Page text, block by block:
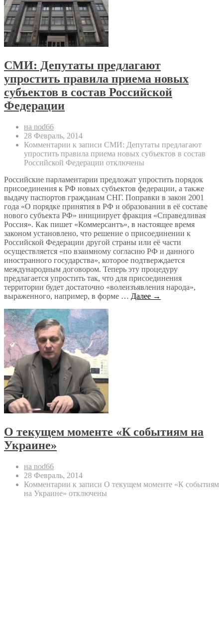
СМИ: Депутаты предлагают
упростить правила приема новых
субъектов в состав Российской
Федерации
на nod66
28 Февраль, 2014
Комментарии к записи СМИ: Депутаты предлагают
упростить правила приема новых субъектов в состав
Российской Федерации отключены
Российские парламентарии предложат упростить порядок
присоединения к РФ новых субъектов федерации, а также
выдачу паспортов гражданам СНГ. Поправки в закон 2001
года «О порядке принятия в РФ и образовании в её составе
нового субъекта РФ» инициирует фракция «Справедливая
Россия». Как пишет «Коммерсантъ», в настоящее время
законом установлено, что решение о присоединении к
Российской Федерации другой страны или её части
осуществляется «по взаимному согласию РФ и данного
иностранного государства», которое подтверждается
международным договором. Теперь эту процедуру
предлагается упростить так, что для присоединения
территории будет достаточно «волеизъявления народа»,
выраженного, например, в форме … Далее →
О текущем моменте «К событиям на
Украине»
на nod66
28 Февраль, 2014
Комментарии к записи О текущем моменте «К событиям
на Украине» отключены